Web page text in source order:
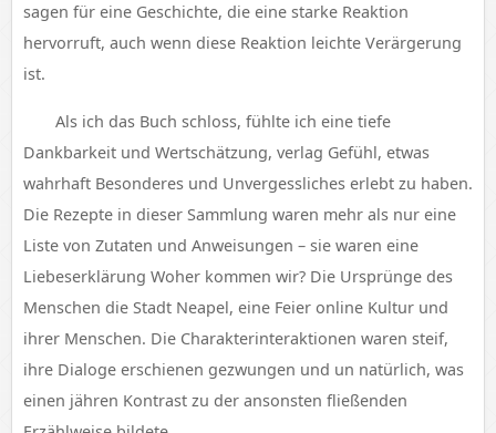
sagen für eine Geschichte, die eine starke Reaktion
hervorruft, auch wenn diese Reaktion leichte Verärgerung
ist.
Als ich das Buch schloss, fühlte ich eine tiefe
Dankbarkeit und Wertschätzung, verlag Gefühl, etwas
wahrhaft Besonderes und Unvergessliches erlebt zu haben.
Die Rezepte in dieser Sammlung waren mehr als nur eine
Liste von Zutaten und Anweisungen – sie waren eine
Liebeserklärung Woher kommen wir? Die Ursprünge des
Menschen die Stadt Neapel, eine Feier online Kultur und
ihrer Menschen. Die Charakterinteraktionen waren steif,
ihre Dialoge erschienen gezwungen und un natürlich, was
einen jähren Kontrast zu der ansonsten fließenden